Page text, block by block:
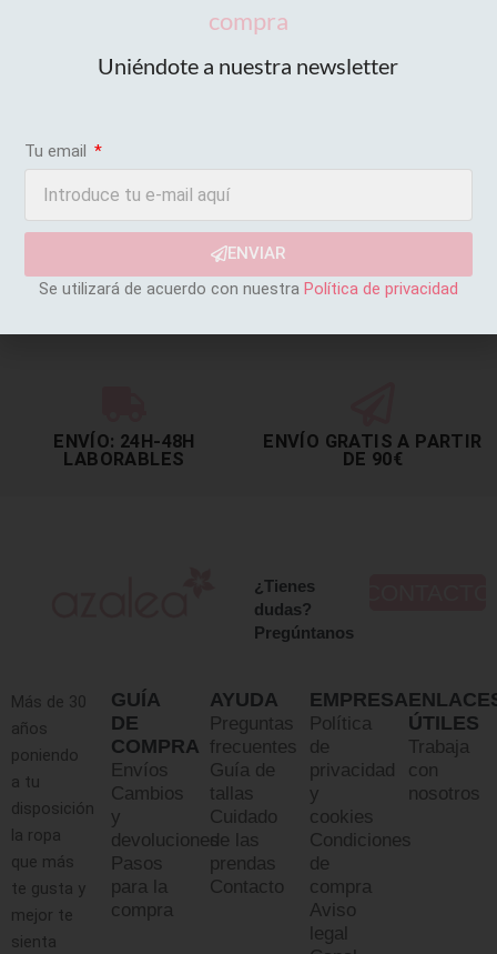
ENVÍO: 24H-48H
LABORABLES
ENVÍO GRATIS A PARTIR
DE 90€
¿Tienes
dudas?
Pregúntanos
Más de 30
años
poniendo
a tu
disposición
la ropa
que más
te gusta y
mejor te
sienta
GUÍA
DE
COMPRA
Envíos
Cambios
y
devoluciones
Pasos
para la
compra
AYUDA
Preguntas
frecuentes
Guía de
tallas
Cuidado
de las
prendas
Contacto
EMPRESA
Política
de
privacidad
y
cookies
Condiciones
de
compra
Aviso
legal
ÚTILES
Trabaja
con
nosotros
compra
Uniéndote a nuestra newsletter
Tu email
ENVIAR
Se utilizará de acuerdo con nuestra Política de privacidad